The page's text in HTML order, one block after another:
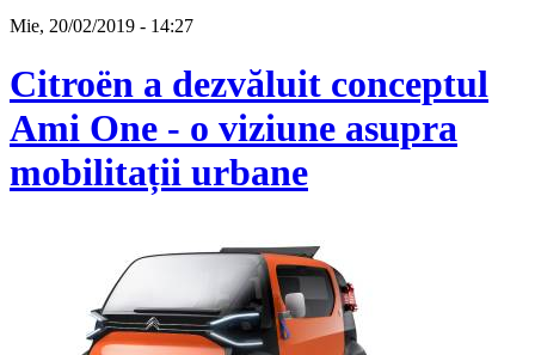
Mie, 20/02/2019 - 14:27
Citroën a dezvăluit conceptul
Ami One - o viziune asupra
mobilitații urbane